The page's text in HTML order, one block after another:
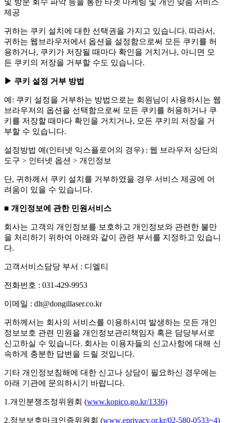
및 방문 회수 파악 등을 통한 타겟 마케팅 및 개인 맞춤 서비스
제공
귀하는 쿠키 설치에 대한 선택권을 가지고 있습니다. 따라서,
귀하는 웹브라우저에서 옵션을 설정함으로써 모든 쿠키를 허
용하거나, 쿠키가 저장될 때마다 확인을 거치거나, 아니면 모
든 쿠키의 저장을 거부할 수도 있습니다.
▶ 쿠키 설정 거부 방법
예: 쿠키 설정을 거부하는 방법으로는 회원님이 사용하시는 웹
브라우저의 옵션을 선택함으로써 모든 쿠키를 허용하거나 쿠
키를 저장할 때마다 확인을 거치거나, 모든 쿠키의 저장을 거
부할 수 있습니다.
설정방법 예(인터넷 익스플로어의 경우) : 웹 브라우저 상단의
도구 > 인터넷 옵션 > 개인정보
단, 귀하께서 쿠키 설치를 거부하였을 경우 서비스 제공에 어
려움이 있을 수 있습니다.
■ 개인정보에 관한 민원서비스
회사는 고객의 개인정보를 보호하고 개인정보와 관련한 불만
을 처리하기 위하여 아래와 같이 관련 부서를 지정하고 있습니
다.
고객서비스담당 부서 : 디엘티
전화번호 : 031-429-9953
이메일 : dlt@dongillaser.co.kr
귀하께서는 회사의 서비스를 이용하시며 발생하는 모든 개인
정보보호 관련 민원을 개인정보관리책임자 혹은 담당부서로
신고하실 수 있습니다. 회사는 이용자들의 신고사항에 대해 신
속하게 충분한 답변을 드릴 것입니다.
기타 개인정보침해에 대한 신고나 상담이 필요하신 경우에는
아래 기관에 문의하시기 바랍니다.
1.개인분쟁조정위원회 (www.kopico.go.kr/1336)
2.정보보호마크인증위원회 (www.eprivacy.or.kr/02-580-0533~4)